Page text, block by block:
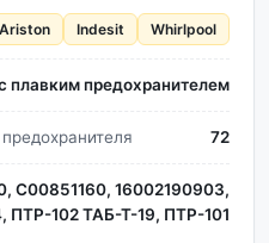
Ariston Indesit Whirlpool
плавким предохранителем
72
C00851160, 16002190903,
ПТР-102 ТАБ-Т-19, ПТР-101